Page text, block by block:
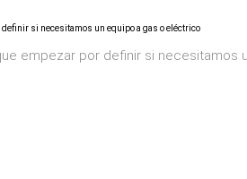
empezar por definir si necesitamos